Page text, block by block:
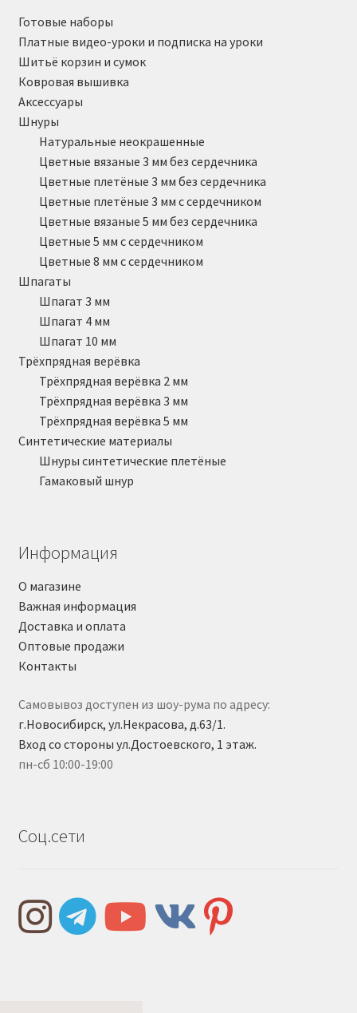
Готовые наборы
Платные видео-уроки и подписка на уроки
Шитьё корзин и сумок
Ковровая вышивка
Аксессуары
Шнуры
Натуральные неокрашенные
Цветные вязаные 3 мм без сердечника
Цветные плетёные 3 мм без сердечника
Цветные плетёные 3 мм с сердечником
Цветные вязаные 5 мм без сердечника
Цветные 5 мм с сердечником
Цветные 8 мм с сердечником
Шпагаты
Шпагат 3 мм
Шпагат 4 мм
Шпагат 10 мм
Трёхпрядная верёвка
Трёхпрядная верёвка 2 мм
Трёхпрядная верёвка 3 мм
Трёхпрядная верёвка 5 мм
Синтетические материалы
Шнуры синтетические плетёные
Гамаковый шнур
Информация
О магазине
Важная информация
Доставка и оплата
Оптовые продажи
Контакты
Самовывоз доступен из шоу-рума по адресу:
г.Новосибирск, ул.Некрасова, д.63/1.
Вход со стороны ул.Достоевского, 1 этаж.
пн-сб 10:00-19:00
Соц.сети